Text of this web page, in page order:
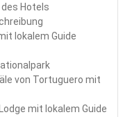
des Hotels
lokalem Guide
von Tortuguero mit
mit lokalem Guide